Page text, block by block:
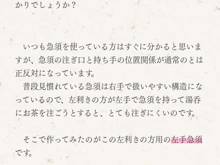
かりでしょうか？
いつも急須を使っている方はすぐに分かると思いま
すが、急須の注ぎ口と持ち手の位置関係が通常のとは
正反対になっています。
普段見慣れている急須は右手で扱いやすい構造にな
っているので、左利きの方が左手で急須を持って湯呑
にお茶を注ごうとすると、とても注ぎにくいのです。
そこで作ってみたのがこの左利きの方用の左手急須
です。